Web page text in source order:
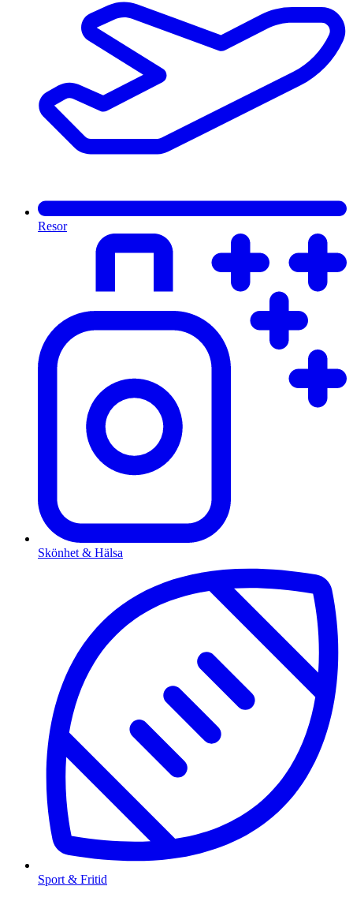
Resor
Skönhet & Hälsa
Sport & Fritid